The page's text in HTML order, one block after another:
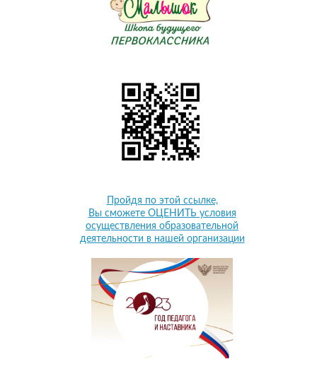
Пройдя по этой ссылке,
Вы сможете ОЦЕНИТЬ условия
осуществления образовательной
деятельности в нашей организации